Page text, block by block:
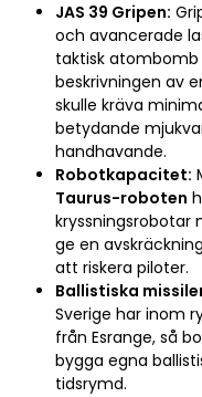
JAS 39 Gripen:
och avancerade
taktisk atombomb
beskrivningen av
skulle kräva
betydande
handhavande.
Robotkapacitet:
Taurus-roboten
kryssningsrobotar
ge en
att riskera piloter.
Ballistiska
Sverige har inom
från Esrange, så
bygga egna
tidsrymd.